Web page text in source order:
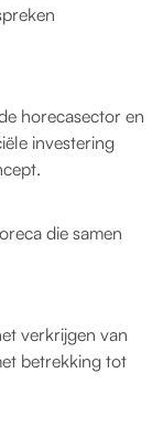
horecasector en
investering
die samen
verkrijgen van
betrekking tot